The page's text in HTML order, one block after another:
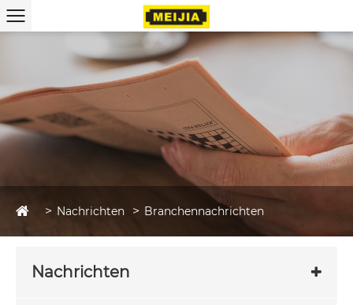
Nachrichten Branchennachrichten
Nachrichten